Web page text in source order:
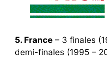
5. France – 3 finales
demi-finales (1995 –